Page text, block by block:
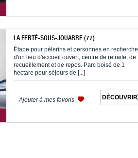
LA FERTÉ-SOUS-JOUARRE (77)
Étape pour pèlerins et personnes en recherche
d'un lieu d'accueil ouvert, centre de retraite, de
recueillement et de repos. Parc boisé de 1
hectare pour séjours de [...]
Ajouter à mes favoris DÉCOUVRIR